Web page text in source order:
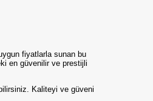
fiyatlarla sunan bu
en güvenilir ve prestijli
Kaliteyi ve güveni